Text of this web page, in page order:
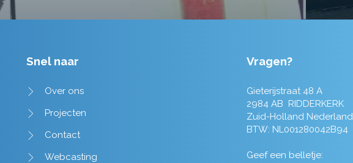
Snel naar
Over ons
Projecten
Contact
Webcasting
Vragen?
Gieterijstraat 48 A
2984 AB RIDDERKERK
Zuid-Holland Nederland
BTW: NL001280042B94
Geef een belletje: